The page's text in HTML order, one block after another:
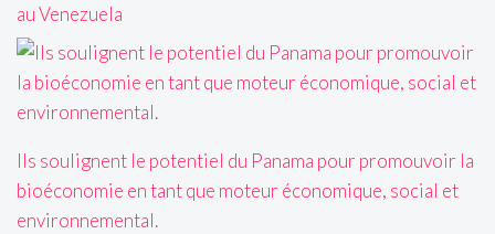
au Venezuela
Ils soulignent le potentiel du Panama pour promouvoir la
bioéconomie en tant que moteur économique, social et
environnemental.